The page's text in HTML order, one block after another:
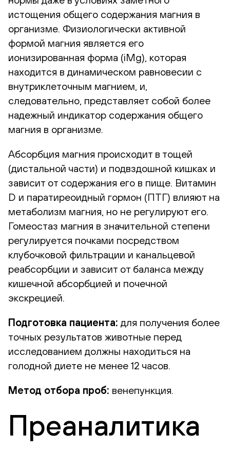
истощения общего содержания магния в
организме. Физиологически активной
формой магния является его
ионизированная форма (iMg), которая
находится в динамическом равновесии с
внутриклеточным магнием, и,
следовательно, представляет собой более
надежный индикатор содержания общего
магния в организме.
Абсорбция магния происходит в тощей
(дистальной части) и подвздошной кишках и
зависит от содержания его в пище. Витамин
D и паратиреоидный гормон (ПТГ) влияют на
метаболизм магния, но не регулируют его.
Гомеостаз магния в значительной степени
регулируется почками посредством
клубочковой фильтрации и канальцевой
реабсорбции и зависит от баланса между
кишечной абсорбцией и почечной
экскрецией.
Подготовка пациента: для получения более
точных результатов животные перед
исследованием должны находиться на
голодной диете не менее 12 часов.
Метод отбора проб: венепункция.
Преаналитика